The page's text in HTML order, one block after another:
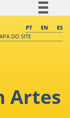
BR
PT EN
ES
DO SITE
Artes